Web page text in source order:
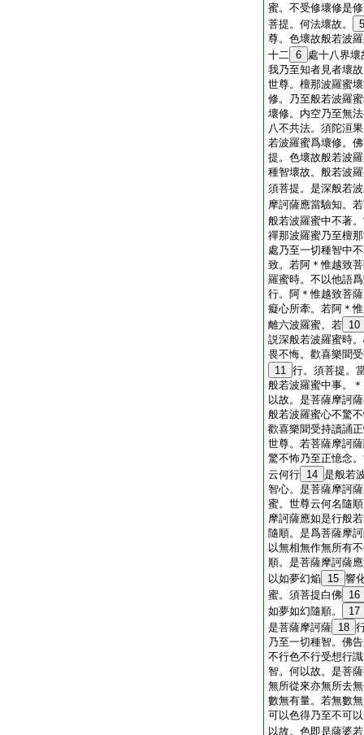
蜜。不受修壞修是
菩提。何法壞故。
5
尊。色壞故般若波
十二 6 處十八界
我乃至知者見者壞
世尊。檀那波羅蜜
修。乃至般若波羅
壞修。内空乃至無
八不共法。須陀洹
若波羅蜜爲壞修。
提。色壞故般若波
種智壞故。般若波
須菩提。是深般若
摩訶薩應當驗知。
般若波羅蜜中不著
禪那波羅蜜乃至檀
處乃至一切種智中
致。若阿＊惟越致
羅蜜時。不以他語
行。阿＊惟越致菩
癡心所牽。若阿＊
離六波羅蜜。若 10
説深般若波羅蜜時
畏不悔。歡喜樂聞
11 行。須菩提。
般若波羅蜜中事。
以故。是菩薩摩訶
般若波羅蜜心不驚
歡喜樂聞受持讀誦
世尊。若菩薩摩訶
驚不怖乃至正憶念
云何行 14 是般若
智心。是菩薩摩訶
蜜。世尊云何名隨
摩訶薩應如是行般
隨順。是爲菩薩摩
以無相無作無所有
順。是菩薩摩訶薩
以如夢幻焔 15 響
蜜。須菩提白佛 16
如夢如幻隨順。
17
是菩薩摩訶薩 18
乃至一切種智。佛
不行色不行受想行
智。何以故。是菩
無所從來亦無所去
數無有量。若無數
可以色得乃至不可
以故。色即是薩婆